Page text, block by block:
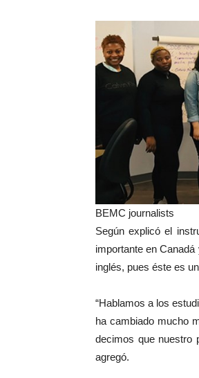
BEMC journalists
Según explicó el
importante en
inglés, pues éste es
“Hablamos a los
ha cambiado mucho
decimos que nuestro
agregó.